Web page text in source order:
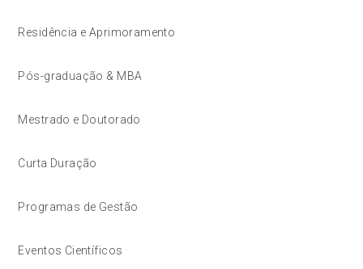
Residência e Aprimoramento
Pós-graduação & MBA
Mestrado e Doutorado
Curta Duração
Programas de Gestão
Eventos Científicos